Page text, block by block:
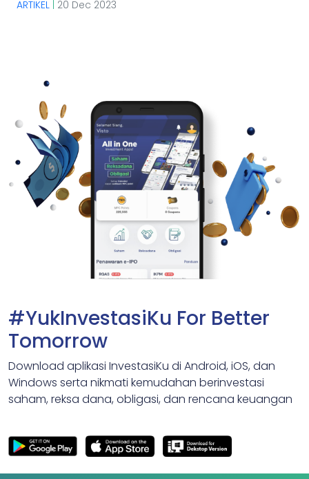
ARTIKEL 20 Dec 2023
#YukInvestasiKu For Better
Tomorrow
Download aplikasi InvestasiKu di Android, iOS, dan
Windows serta nikmati kemudahan berinvestasi
saham, reksa dana, obligasi, dan rencana keuangan